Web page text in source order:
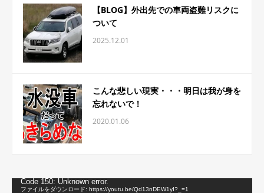
【BLOG】外出先での車両盗難リスクに
ついて
2025.12.01
こんな悲しい現実・・・明日は我が身を
忘れないで！
2020.01.06
動Code 150: Unknown error.
ファイルをダウンロード: https://youtu.be/Qd13nDEW1yI?_=1